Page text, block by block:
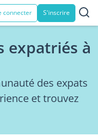
connecter S'inscrire
expatriés à
des expats
et trouvez